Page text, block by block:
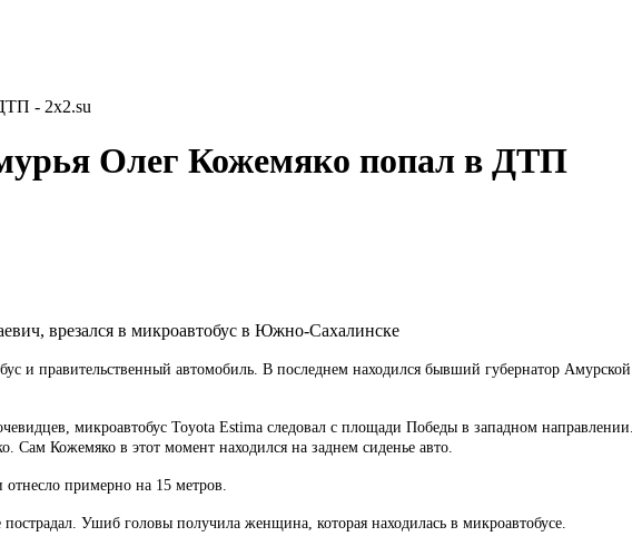
- 2x2.su
Олег Кожемяко попал в ДТП
врезался в микроавтобус в Южно-Сахалинске
и правительственный автомобиль. В последнем находился бывший губернатор
микроавтобус Toyota Estima следовал с площади Победы в западном
Сам Кожемяко в этот момент находился на заднем сиденье авто.
примерно на 15 метров.
Ушиб головы получила женщина, которая находилась в микроавтобусе.